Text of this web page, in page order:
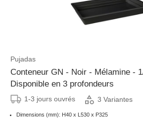
Pujadas
Conteneur GN - Noir - Mélamine -
Disponible en 3 profondeurs
1-3 jours ouvrés 3 Variantes
Dimensions (mm): H40 x L530 x P325